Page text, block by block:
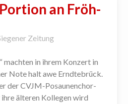
an Fröh­
Zeitung
machten in ihrem Konzert in
Note halt awe Erndtebrück.
der CVJM-Posaunen­chor­
älteren Kollegen wird